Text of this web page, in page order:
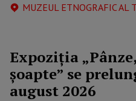
MUZEUL ETNOGRAFIC AL
Expoziția
șoapte” se
august 2026